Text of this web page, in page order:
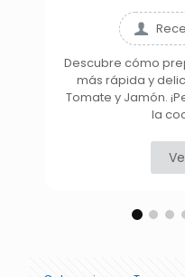
Descubre cómo
más rápida y
Tomate y Jamón.
la